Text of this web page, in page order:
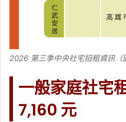
2026 第三季中央社宅招租資訊（
一般家庭社宅
7,160 元